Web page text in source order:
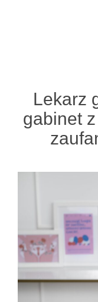
Lekarz
gabinet